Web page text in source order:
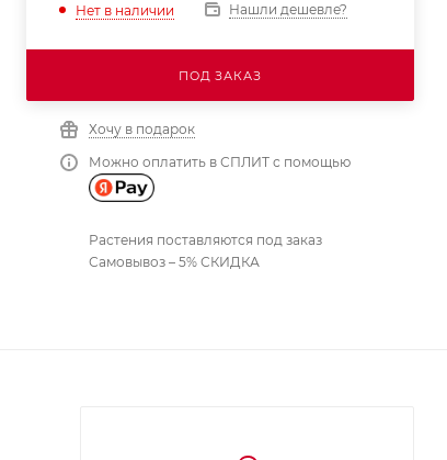
Нет в наличии Нашли дешевле?
ПОД ЗАКАЗ
Хочу в подарок
Можно оплатить в СПЛИТ с помощью
Растения поставляются под заказ
Самовывоз – 5% СКИДКА